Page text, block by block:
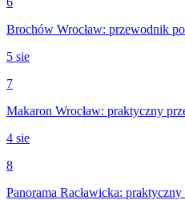
Brochów Wrocław: przewodnik
5 sie
7
Makaron Wrocław: praktyczny
4 sie
8
Panorama Racławicka: